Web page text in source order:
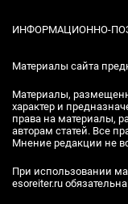
ИНФОРМАЦИОННО-
Материалы сайта
Материалы,
характер и
права на материалы,
авторам статей. Все
Мнение редакции не
При использовании
esoreiter.ru обязательна.